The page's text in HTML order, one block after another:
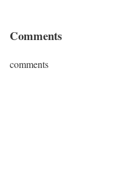
Comments
comments